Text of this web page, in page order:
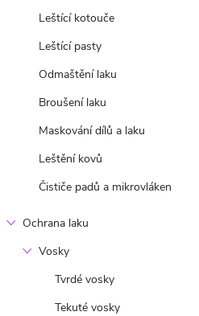
Leštící kotouče
Leštící pasty
Odmaštění laku
Broušení laku
Maskování dílů a laku
Leštění kovů
Čističe padů a mikrovláken
Ochrana laku
Vosky
Tvrdé vosky
Tekuté vosky